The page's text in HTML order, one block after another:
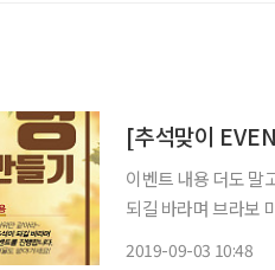
[추석맞이
이벤트 내용 더도 말
되길 바라며 브라보 마이 라이프에서 2차 이벤트를 진행합니다. 브라보 팔로잉하시고 푸짐한
2019-09-03 10:48